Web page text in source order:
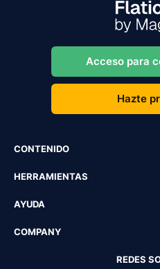
Acceso para
Hazte
CONTENIDO
HERRAMIENTAS
AYUDA
COMPANY
REDES